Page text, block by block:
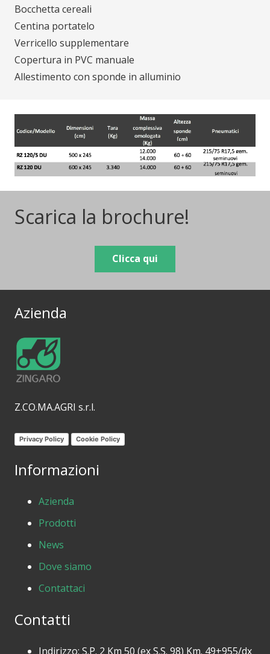
Bocchetta cereali
Centina portatelo
Verricello supplementare
Copertura in PVC manuale
Allestimento con sponde in alluminio
Scarica la brochure!
Clicca qui
Azienda
Z.CO.MA.AGRI s.r.l.
Privacy Policy Cookie Policy
Informazioni
Azienda
Prodotti
News
Dove siamo
Contattaci
Contatti
Indirizzo: S.P. 2 Km 50 (ex S.S. 98) Km. 49+955/dx